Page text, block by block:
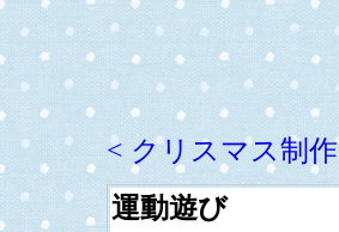
< クリスマス制作
運動遊び